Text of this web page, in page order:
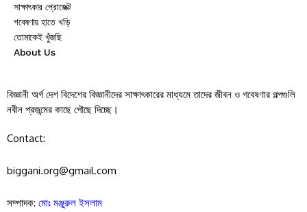
সাক্ষাৎকার প্রোজেক্ট
গবেষণায় হাতে খড়ি
তোমাকেই খুঁজছি
About Us
বিজ্ঞানী অর্গ দেশ বিদেশের বিজ্ঞানীদের সাক্ষাৎকারের মাধ্যমে তাদের জীবন ও গবেষণার গল্পগুলি
নবীন প্রজন্মের কাছে পৌছে দিচ্ছে।
Contact:
biggani.org@gmail.com
সম্পাদক: মোঃ মঞ্জুরুল ইসলাম